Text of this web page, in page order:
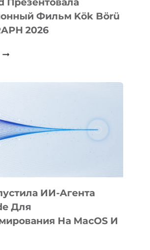
Фильм Kök Börü
2026
HIGGSFIELD
ИИ-Агента
Для
На MacOS И